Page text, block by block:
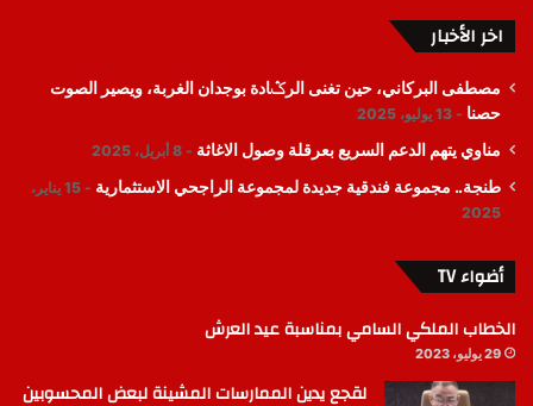
اخر الأخبار
مصطفى البركاني، حين تغنى الرݣادة بوجدان الغربة، ويصير الصوت
حصنا
13 يوليو، 2025
مناوي يتهم الدعم السريع بعرقلة وصول الاغاثة 8 أبريل، 2025
طنجة.. مجموعة فندقية جديدة لمجموعة الراجحي الاستثمارية
15 يناير،
2025
أضواء TV
الخطاب الملكي السامي بمناسبة عيد العرش
29 يوليو، 2023
لقجع يدين الممارسات المشينة لبعض المحسوبين